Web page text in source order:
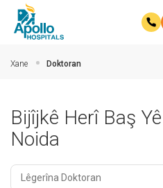
Xane Doktoran
Bijîjkê Herî Baş
Noida